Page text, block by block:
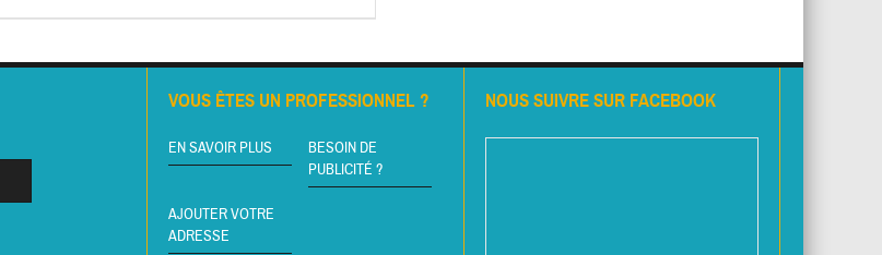
VOUS ÊTES UN PROFESSIONNEL ?
EN SAVOIR PLUS
BESOIN DE
PUBLICITÉ ?
AJOUTER VOTRE
ADRESSE
NOUS SUIVRE SUR FACEBOOK